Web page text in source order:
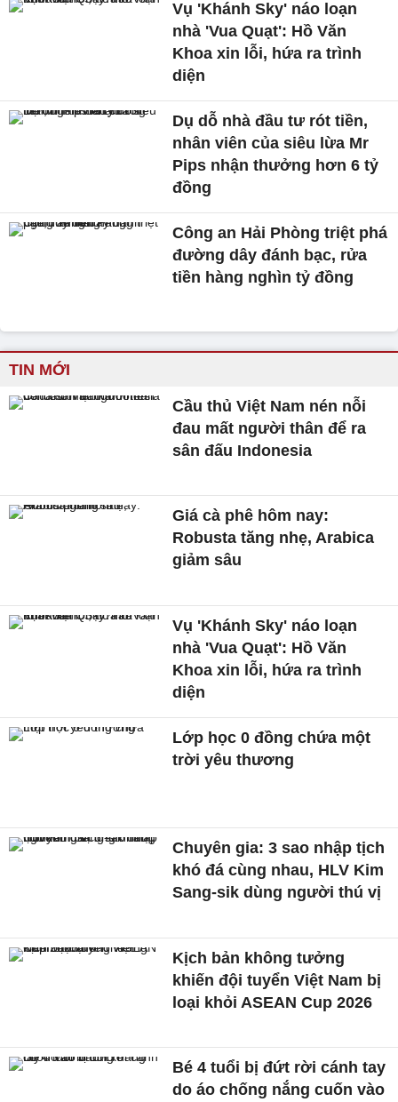
Vụ 'Khánh Sky' náo loạn
nhà 'Vua Quạt': Hồ Văn
Khoa xin lỗi, hứa ra trình
diện
Dụ dỗ nhà đầu tư rót tiền,
nhân viên của siêu lừa Mr
Pips nhận thưởng hơn 6 tỷ
đồng
Công an Hải Phòng triệt phá
đường dây đánh bạc, rửa
tiền hàng nghìn tỷ đồng
TIN MỚI
Cầu thủ Việt Nam nén nỗi
đau mất người thân để ra
sân đấu Indonesia
Giá cà phê hôm nay:
Robusta tăng nhẹ, Arabica
giảm sâu
Vụ 'Khánh Sky' náo loạn
nhà 'Vua Quạt': Hồ Văn
Khoa xin lỗi, hứa ra trình
diện
Lớp học 0 đồng chứa một
trời yêu thương
Chuyên gia: 3 sao nhập tịch
khó đá cùng nhau, HLV Kim
Sang-sik dùng người thú vị
Kịch bản không tưởng
khiến đội tuyển Việt Nam bị
loại khỏi ASEAN Cup 2026
Bé 4 tuổi bị đứt rời cánh tay
do áo chống nắng cuốn vào